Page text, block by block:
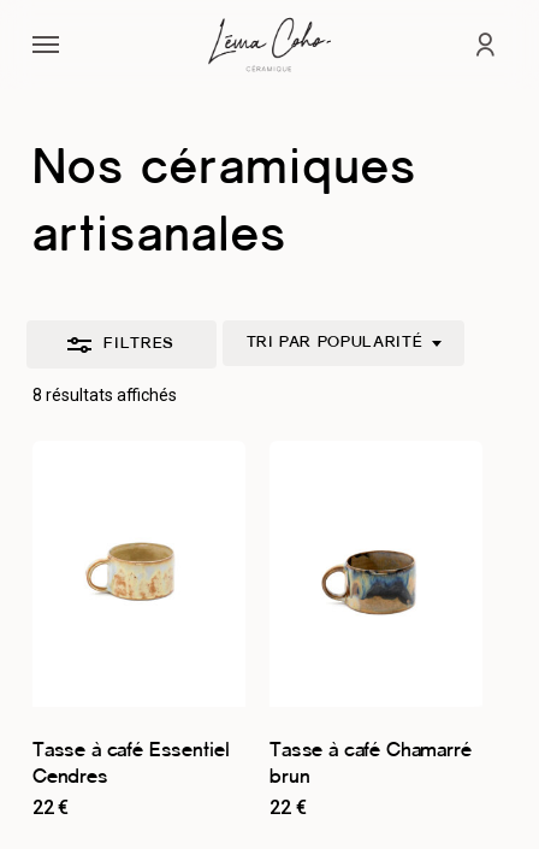
Menu
Nos céramiques
artisanales
FILTRES
8 résultats affichésTrié
TRI PAR POPULARITÉ
Fermer
Tasse à café Essentiel
Cendres
22€
Tasse à café Chamarré
brun
22 €